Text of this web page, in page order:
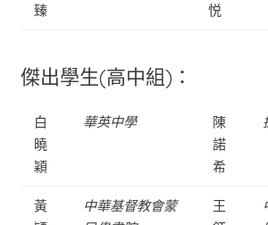
臻
悦
傑出學生(高中組)：
白
曉
穎
華英中學
陳
諾
希
黃
中華基督教會蒙
王